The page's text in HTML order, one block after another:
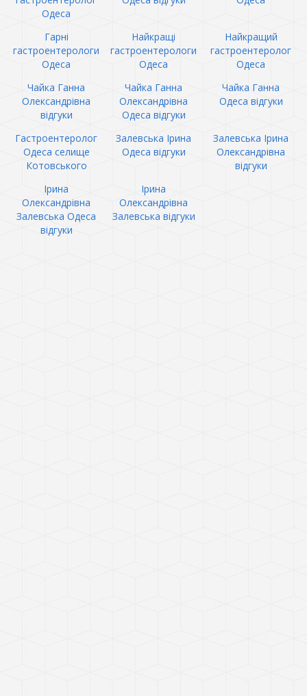
Одеса
Гарні
гастроентерологи
Одеса
Найкращі
гастроентерологи
Одеса
Найкращий
гастроентеролог
Одеса
Чайка Ганна
Олександрівна
відгуки
Чайка Ганна
Олександрівна
Одеса відгуки
Чайка Ганна
Одеса відгуки
Гастроентеролог
Одеса селище
Котовського
Залевська Ірина
Одеса відгуки
Залевська Ірина
Олександрівна
відгуки
Ірина
Олександрівна
Залевська Одеса
відгуки
Ірина
Олександрівна
Залевська відгуки